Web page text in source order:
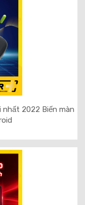
2022 Biến màn